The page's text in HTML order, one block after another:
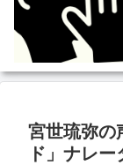
宮世琉弥の
ド」ナレ